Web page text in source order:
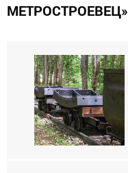
МЕТРОСТРОЕВЕЦ»